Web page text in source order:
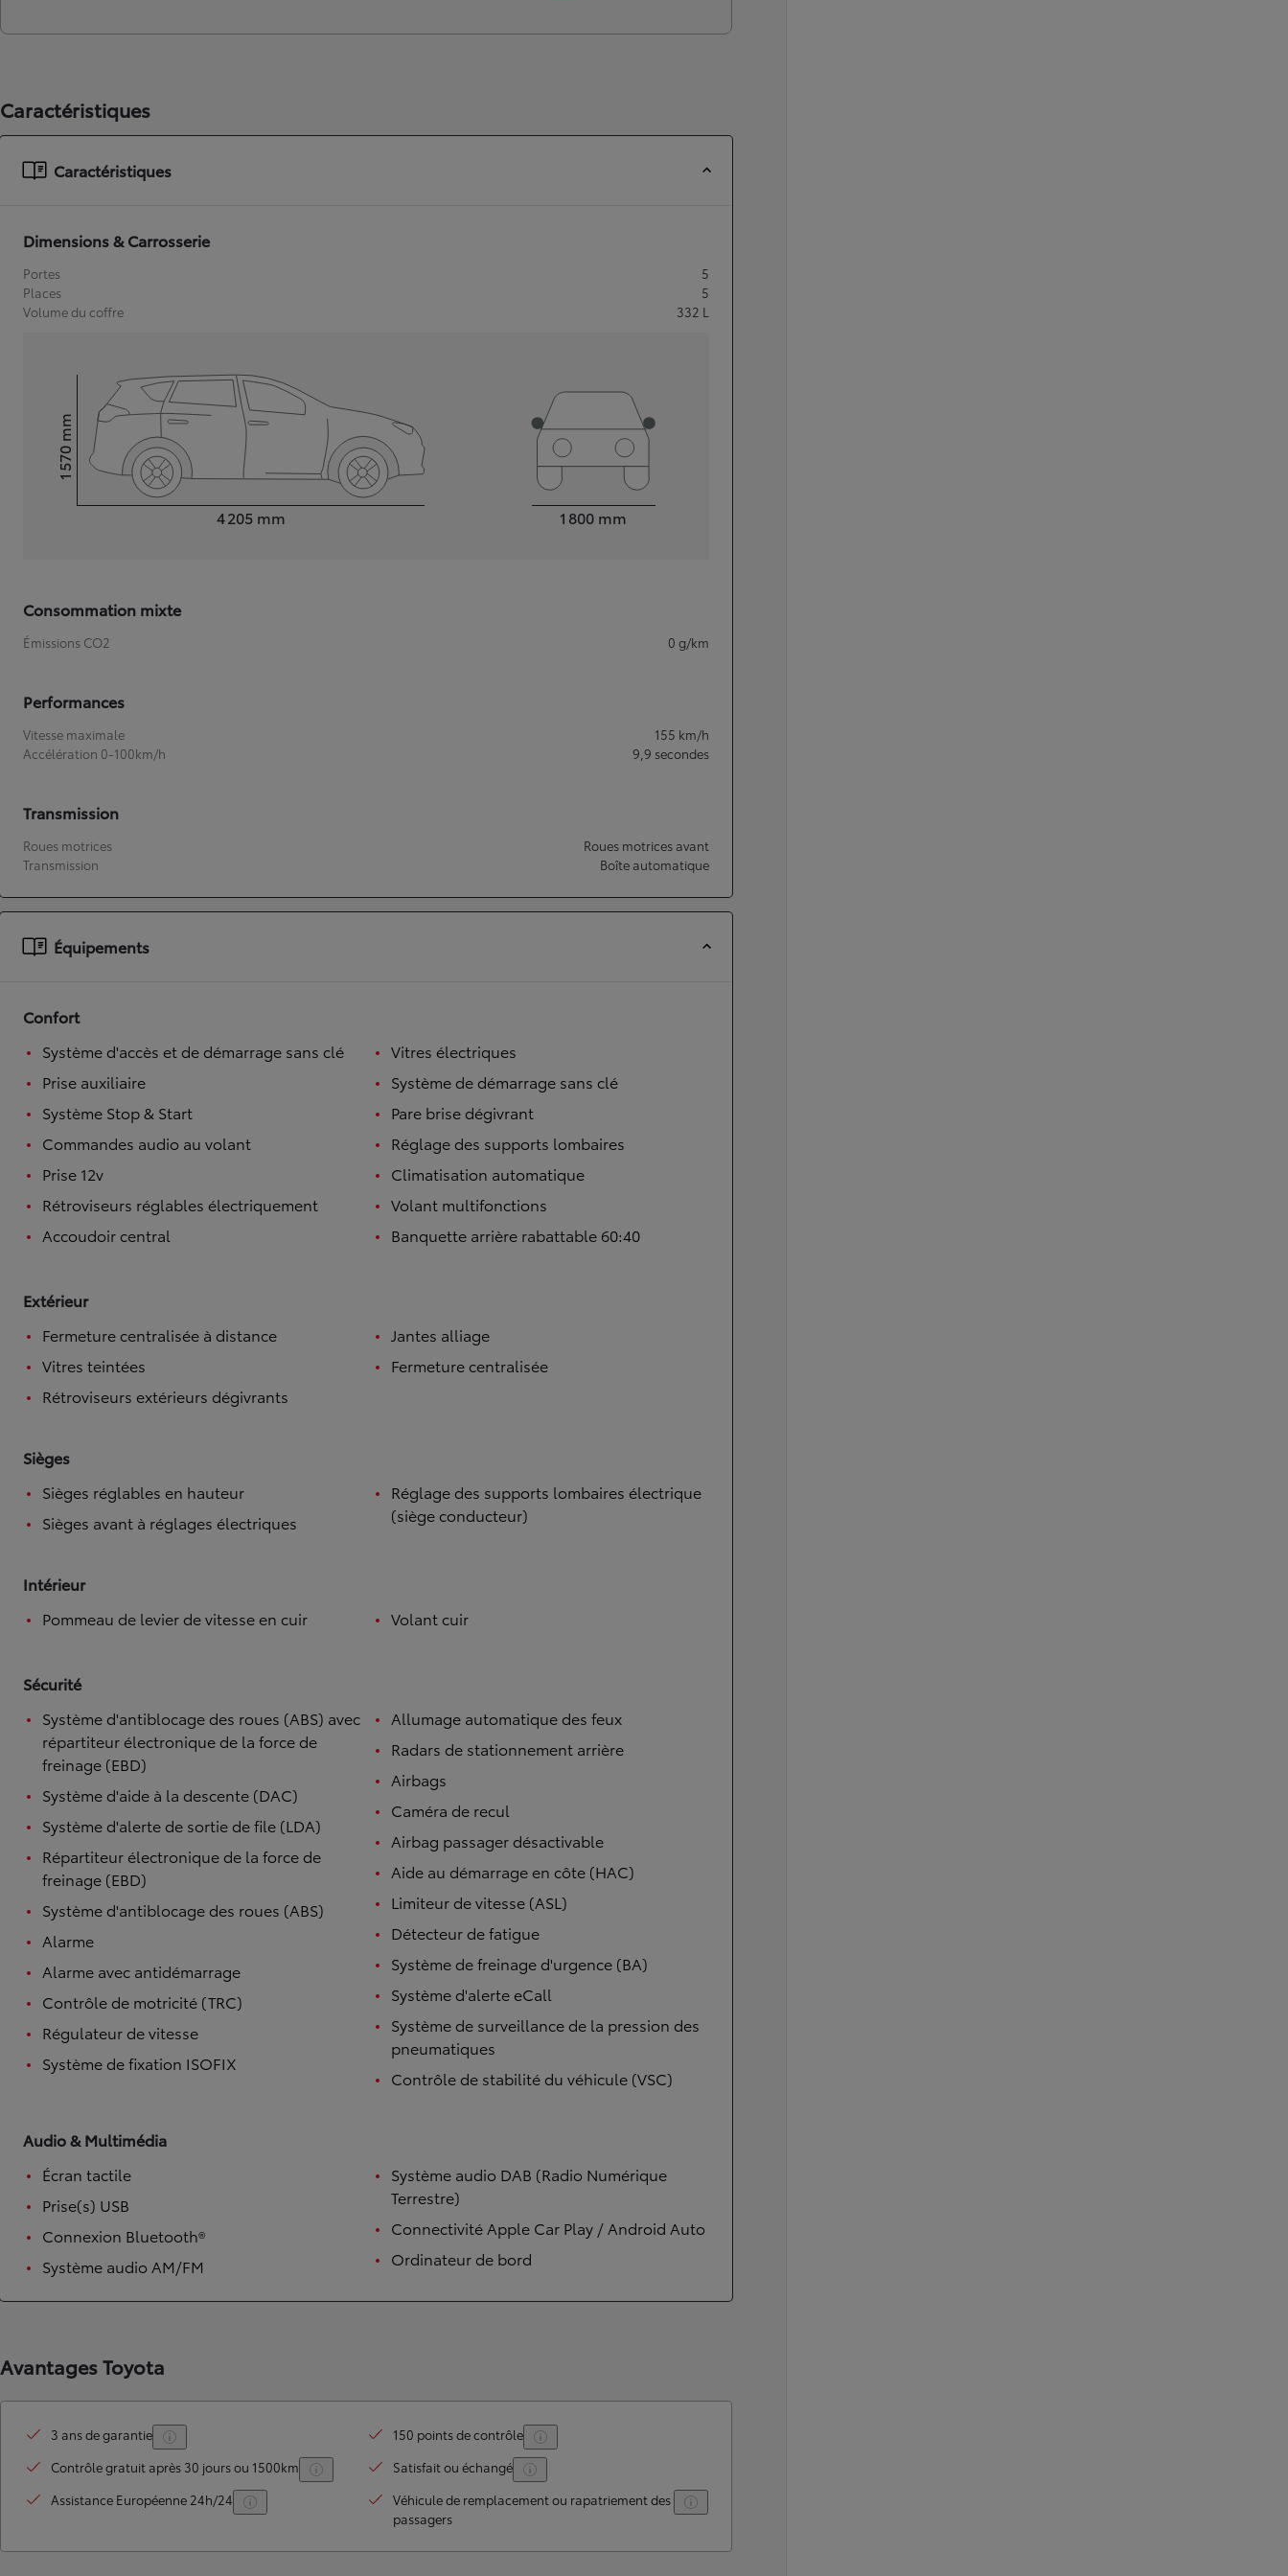
Nouvelle Yaris Cross
Disponible prochainement
TOYOTA C-HR
Caractéristiques
Caractéristiques
Dimensions & Carrosserie
Portes
5
Places
5
Volume du coffre
332 L
4 205 mm
Hauteur1 570
mm
1 800 mm
Consommation mixte
Émissions CO2 0 g/km
Performances
Vitesse maximale 155 km/h
Accélération 0-100km/h
9,9 secondes
Transmission
Roues motrices
Roues motrices avant
Transmission
Boîte automatique
Équipements
Confort
Système d'accès et de démarrage sans clé
Prise auxiliaire
Système Stop & Start
Commandes audio au volant
Prise 12v
Rétroviseurs réglables électriquement
Accoudoir central
Vitres électriques
Système de démarrage sans clé
Pare brise dégivrant
Réglage des supports lombaires
Climatisation automatique
Volant multifonctions
Banquette arrière rabattable 60:40
Extérieur
Fermeture centralisée à distance
Vitres teintées
Rétroviseurs extérieurs dégivrants
Jantes alliage
Fermeture centralisée
Sièges
Sièges réglables en hauteur
Sièges avant à réglages électriques
Réglage des supports lombaires électrique
(siège conducteur)
Intérieur
Pommeau de levier de vitesse en cuir
Volant cuir
Sécurité
Système d'antiblocage des roues (ABS) avec
répartiteur électronique de la force de
freinage (EBD)
Système d'aide à la descente (DAC)
Système d'alerte de sortie de file (LDA)
Répartiteur électronique de la force de
freinage (EBD)
Système d'antiblocage des roues (ABS)
Alarme
Alarme avec antidémarrage
Contrôle de motricité (TRC)
Régulateur de vitesse
Système de fixation ISOFIX
Allumage automatique des feux
Radars de stationnement arrière
Airbags
Caméra de recul
Airbag passager désactivable
Aide au démarrage en côte (HAC)
Limiteur de vitesse (ASL)
Détecteur de fatigue
Système de freinage d'urgence (BA)
Système d'alerte eCall
Système de surveillance de la pression des
pneumatiques
Contrôle de stabilité du véhicule (VSC)
Audio & Multimédia
Écran tactile
Prise(s) USB
Connexion Bluetooth®
Système audio AM/FM
Système audio DAB (Radio Numérique
Terrestre)
Connectivité Apple Car Play / Android Auto
Ordinateur de bord
Avantages Toyota
3 ans de garantie
150 points de contrôle
Contrôle gratuit après 30 jours ou 1500km
Satisfait ou échangé
Assistance Européenne 24h/24
Véhicule de remplacement ou rapatriement des
passagers